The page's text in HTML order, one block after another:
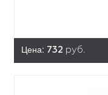
Цена: 732 руб.